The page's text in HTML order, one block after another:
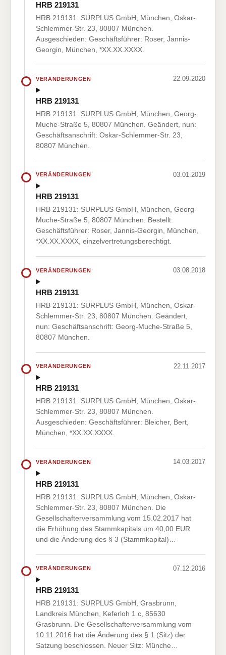
HRB 219131
HRB 219131: SURPLUS GmbH, München, Oskar-
Schlemmer-Str. 23, 80807 München.
Ausgeschieden: Geschäftsführer: Roser, Jannis-
Georgin, München, *XX.XX.XXXX.
VERÄNDERUNGEN 22.09.2020
HRB 219131
HRB 219131: SURPLUS GmbH, München, Georg-
Muche-Straße 5, 80807 München. Geändert, nun:
Geschäftsanschrift: Oskar-Schlemmer-Str. 23,
80807 München.
VERÄNDERUNGEN 03.01.2019
HRB 219131
HRB 219131: SURPLUS GmbH, München, Georg-
Muche-Straße 5, 80807 München. Bestellt:
Geschäftsführer: Roser, Jannis-Georgin, München,
*XX.XX.XXXX, einzelvertretungsberechtigt.
VERÄNDERUNGEN 03.08.2018
HRB 219131
HRB 219131: SURPLUS GmbH, München, Oskar-
Schlemmer-Str. 23, 80807 München. Geändert,
nun: Geschäftsanschrift: Georg-Muche-Straße 5,
80807 München.
VERÄNDERUNGEN 22.11.2017
HRB 219131
HRB 219131: SURPLUS GmbH, München, Oskar-
Schlemmer-Str. 23, 80807 München.
Ausgeschieden: Geschäftsführer: Bleicher, Bert,
München, *XX.XX.XXXX.
VERÄNDERUNGEN 14.03.2017
HRB 219131
HRB 219131: SURPLUS GmbH, München, Oskar-
Schlemmer-Str. 23, 80807 München. Die
Gesellschafterversammlung vom 15.02.2017 hat
die Erhöhung des Stammkapitals um 40,00 EUR
und die Änderung des § 3 (Stammkapital)…
VERÄNDERUNGEN 07.12.2016
HRB 219131
HRB 219131: SURPLUS GmbH, Grasbrunn,
Landkreis München, Keferloh 1 c, 85630
Grasbrunn. Die Gesellschafterversammlung vom
10.11.2016 hat die Änderung des § 1 (Sitz) der
Satzung beschlossen. Neuer Sitz: Münche…